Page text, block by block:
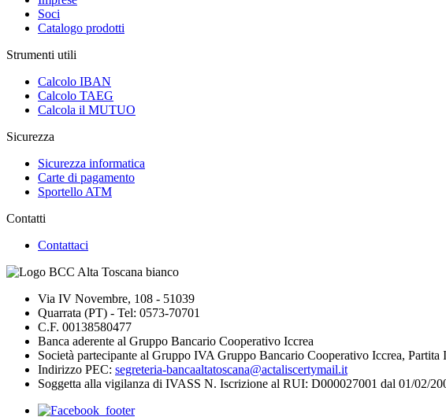
Soci
Catalogo prodotti
Strumenti utili
Calcolo IBAN
Calcolo TAEG
Calcola il MUTUO
Sicurezza
Sicurezza informatica
Carte di pagamento
Sportello ATM
Contatti
Contattaci
Via IV Novembre, 108 - 51039
Quarrata (PT) - Tel: 0573-70701
C.F. 00138580477
Banca aderente al Gruppo Bancario Cooperativo Iccrea
Società partecipante al Gruppo IVA Gruppo Bancario Cooperativo Iccrea,
Indirizzo PEC: segreteria-bancaaltatoscana@actaliscertymail.it
Soggetta alla vigilanza di IVASS N. Iscrizione al RUI: D000027001 dal 01/02/